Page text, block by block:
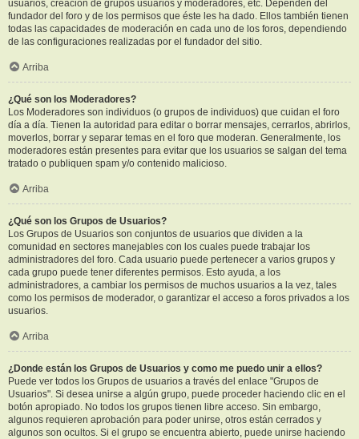
usuarios, creación de grupos usuarios y moderadores, etc. Dependen del
fundador del foro y de los permisos que éste les ha dado. Ellos también tienen
todas las capacidades de moderación en cada uno de los foros, dependiendo
de las configuraciones realizadas por el fundador del sitio.
Arriba
¿Qué son los Moderadores?
Los Moderadores son individuos (o grupos de individuos) que cuidan el foro
día a día. Tienen la autoridad para editar o borrar mensajes, cerrarlos, abrirlos,
moverlos, borrar y separar temas en el foro que moderan. Generalmente, los
moderadores están presentes para evitar que los usuarios se salgan del tema
tratado o publiquen spam y/o contenido malicioso.
Arriba
¿Qué son los Grupos de Usuarios?
Los Grupos de Usuarios son conjuntos de usuarios que dividen a la
comunidad en sectores manejables con los cuales puede trabajar los
administradores del foro. Cada usuario puede pertenecer a varios grupos y
cada grupo puede tener diferentes permisos. Esto ayuda, a los
administradores, a cambiar los permisos de muchos usuarios a la vez, tales
como los permisos de moderador, o garantizar el acceso a foros privados a los
usuarios.
Arriba
¿Donde están los Grupos de Usuarios y como me puedo unir a ellos?
Puede ver todos los Grupos de usuarios a través del enlace "Grupos de
Usuarios". Si desea unirse a algún grupo, puede proceder haciendo clic en el
botón apropiado. No todos los grupos tienen libre acceso. Sin embargo,
algunos requieren aprobación para poder unirse, otros están cerrados y
algunos son ocultos. Si el grupo se encuentra abierto, puede unirse haciendo